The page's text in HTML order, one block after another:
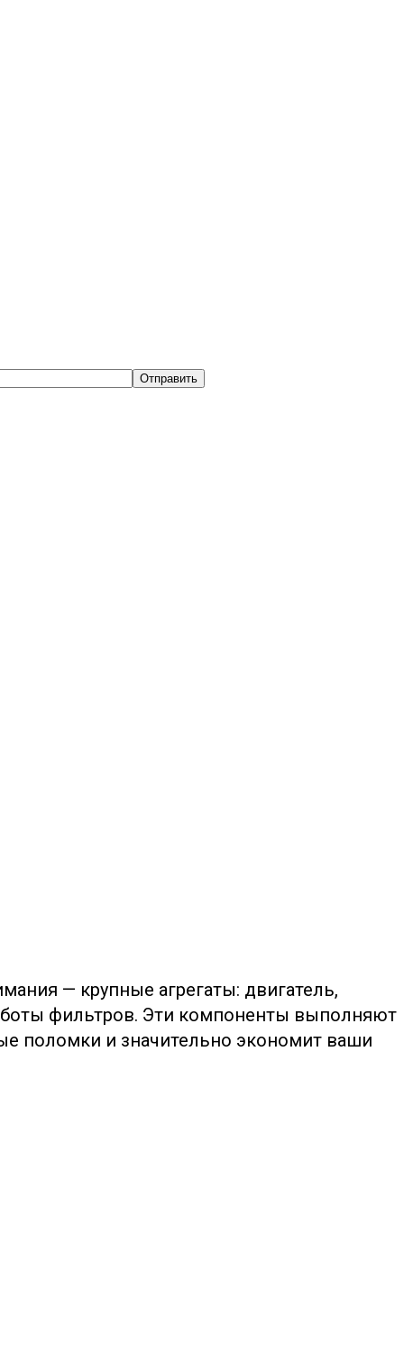
— крупные агрегаты: двигатель,
фильтров. Эти компоненты выполняют
поломки и значительно экономит ваши